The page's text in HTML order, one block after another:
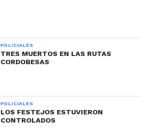
POLICIALES
TRES MUERTOS EN LAS RUTAS
CORDOBESAS
POLICIALES
LOS FESTEJOS ESTUVIERON
CONTROLADOS